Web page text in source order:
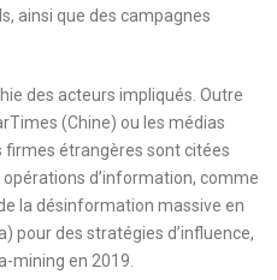
ainsi que des campagnes
des acteurs impliqués. Outre
(Chine) ou les médias
firmes étrangères sont citées
d’information, comme
la désinformation massive en
pour des stratégies d’influence,
mining en 2019.